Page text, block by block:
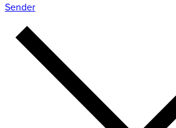
Sender